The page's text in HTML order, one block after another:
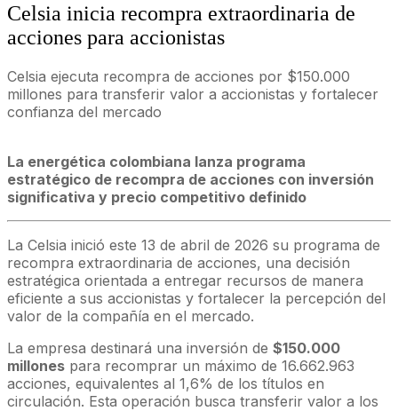
Celsia inicia recompra extraordinaria de
acciones para accionistas
Celsia ejecuta recompra de acciones por $150.000
millones para transferir valor a accionistas y fortalecer
confianza del mercado
La energética colombiana lanza programa
estratégico de recompra de acciones con inversión
significativa y precio competitivo definido
La Celsia inició este 13 de abril de 2026 su programa de
recompra extraordinaria de acciones, una decisión
estratégica orientada a entregar recursos de manera
eficiente a sus accionistas y fortalecer la percepción del
valor de la compañía en el mercado.
La empresa destinará una inversión de $150.000
millones para recomprar un máximo de 16.662.963
acciones, equivalentes al 1,6% de los títulos en
circulación. Esta operación busca transferir valor a los